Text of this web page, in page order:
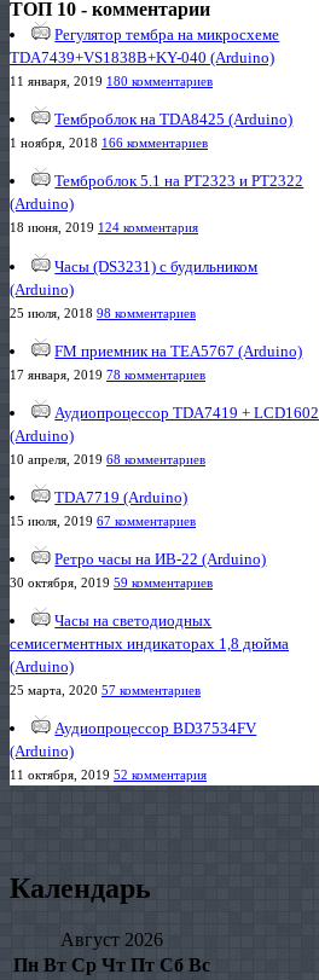
ТОП 10 - комментарии
Регулятор тембра на микросхеме
TDA7439+VS1838B+KY-040 (Arduino)
11 января, 2019 180 комментариев
Темброблок на TDA8425 (Arduino)
1 ноября, 2018 166 комментариев
Темброблок 5.1 на PT2323 и PT2322
(Arduino)
18 июня, 2019 124 комментария
Часы (DS3231) с будильником
(Arduino)
25 июля, 2018 98 комментариев
FM приемник на TEA5767 (Arduino)
17 января, 2019 78 комментариев
Аудиопроцессор TDA7419 + LCD1602
(Arduino)
10 апреля, 2019 68 комментариев
TDA7719 (Arduino)
15 июля, 2019 67 комментариев
Ретро часы на ИВ-22 (Arduino)
30 октября, 2019 59 комментариев
Часы на светодиодных
семисегментных индикаторах 1,8 дюйма
(Arduino)
25 марта, 2020 57 комментариев
Аудиопроцессор BD37534FV
(Arduino)
11 октября, 2019 52 комментария
Календарь
Август 2026
Пн Вт Ср Чт Пт Сб Вс